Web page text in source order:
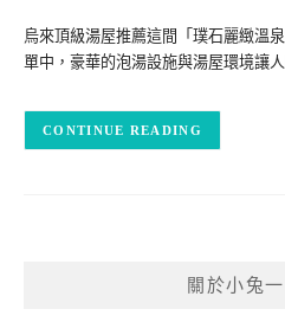
烏來頂級湯屋推薦這間「璞石麗緻溫
單中，豪華的泡湯設施與湯屋環境讓
CONTINUE READING
關於小兔